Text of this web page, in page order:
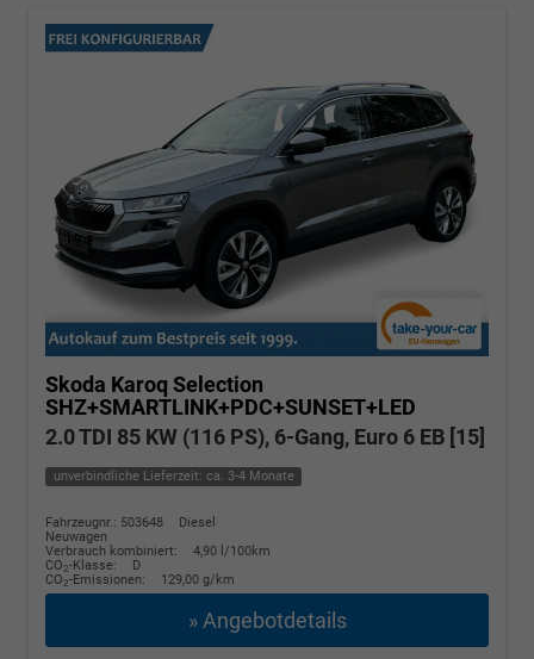
Skoda Karoq Selection
SHZ+SMARTLINK+PDC+SUNSET+LED
2.0 TDI 85 KW (116 PS), 6-Gang, Euro 6 EB [15]
unverbindliche Lieferzeit: ca. 3-4 Monate
Fahrzeugnr.: 503648
Diesel
Neuwagen
Verbrauch kombiniert:
4,90 l/100km
CO2-Klasse:
D
CO2-Emissionen: 129,00 g/km
» Angebotdetails